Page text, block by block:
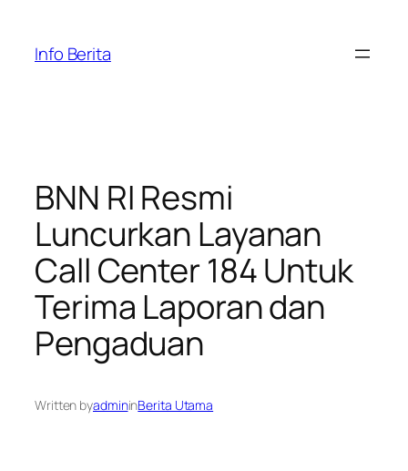
content
Info Berita
BNN RI Resmi
Luncurkan Layanan
Call Center 184 Untuk
Terima Laporan dan
Pengaduan
Written byadmininBerita Utama